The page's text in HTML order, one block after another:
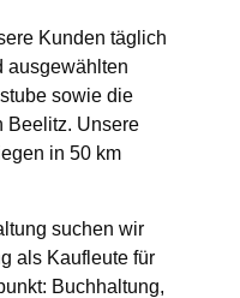
Kunden täglich
ausgewählten
sowie die
Beelitz. Unsere
in 50 km
suchen wir
als Kaufleute für
Buchhaltung,